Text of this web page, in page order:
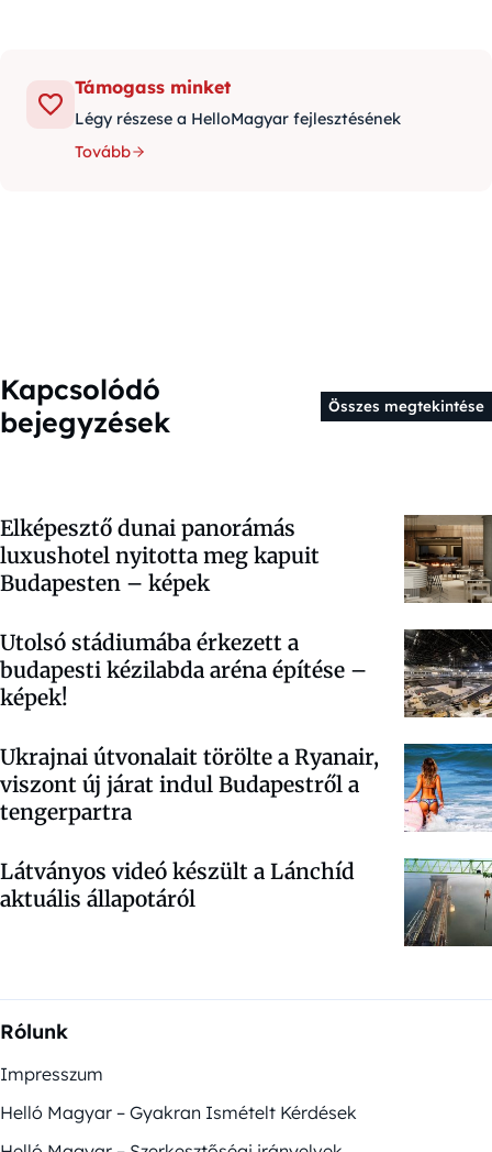
Támogass minket
Légy részese a HelloMagyar fejlesztésének
Tovább
Kapcsolódó
bejegyzések
Összes megtekintése
Elképesztő dunai panorámás
luxushotel nyitotta meg kapuit
Budapesten – képek
Utolsó stádiumába érkezett a
budapesti kézilabda aréna építése –
képek!
Ukrajnai útvonalait törölte a Ryanair,
viszont új járat indul Budapestről a
tengerpartra
Látványos videó készült a Lánchíd
aktuális állapotáról
Rólunk
Impresszum
Helló Magyar – Gyakran Ismételt Kérdések